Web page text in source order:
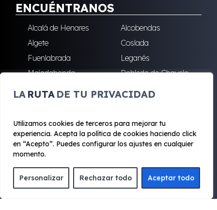
LA RUTA DE TU PRIVACIDAD
Utilizamos cookies de terceros para mejorar tu
experiencia. Acepta la política de cookies haciendo click
en “Acepto”. Puedes configurar los ajustes en cualquier
momento.
Personalizar Rechazar todo Aceptar todo
ENCUÉNTRANOS
Alcalá de Henares
Alcobendas
Algete
Coslada
Fuenlabrada
Leganés
Majadahonda
Robledo de Chavela
Reyes
© 2020 - 2026 Renting Mad
Aviso legal y Privacidad